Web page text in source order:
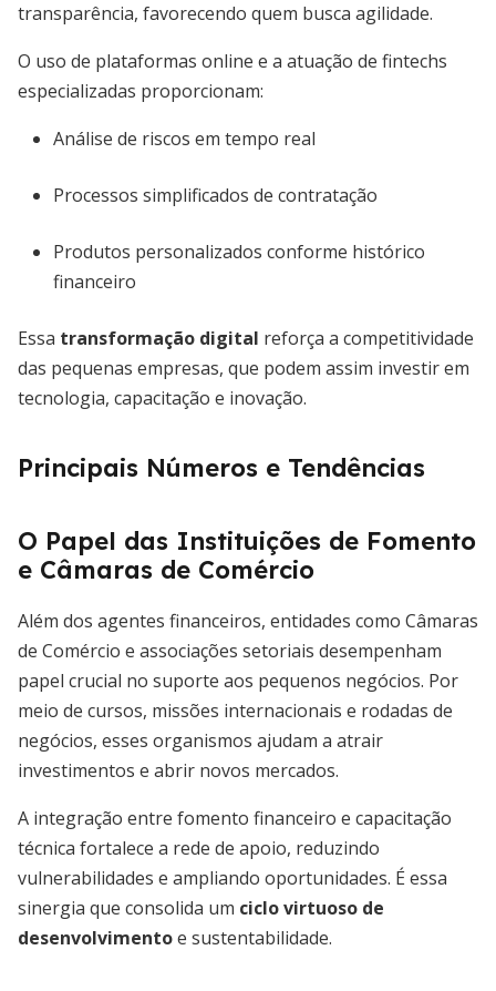
transparência, favorecendo quem busca agilidade.
O uso de plataformas online e a atuação de fintechs
especializadas proporcionam:
Análise de riscos em tempo real
Processos simplificados de contratação
Produtos personalizados conforme histórico
financeiro
Essa transformação digital reforça a competitividade
das pequenas empresas, que podem assim investir em
tecnologia, capacitação e inovação.
Principais Números e Tendências
O Papel das Instituições de Fomento
e Câmaras de Comércio
Além dos agentes financeiros, entidades como Câmaras
de Comércio e associações setoriais desempenham
papel crucial no suporte aos pequenos negócios. Por
meio de cursos, missões internacionais e rodadas de
negócios, esses organismos ajudam a atrair
investimentos e abrir novos mercados.
A integração entre fomento financeiro e capacitação
técnica fortalece a rede de apoio, reduzindo
vulnerabilidades e ampliando oportunidades. É essa
sinergia que consolida um ciclo virtuoso de
desenvolvimentoe sustentabilidade.